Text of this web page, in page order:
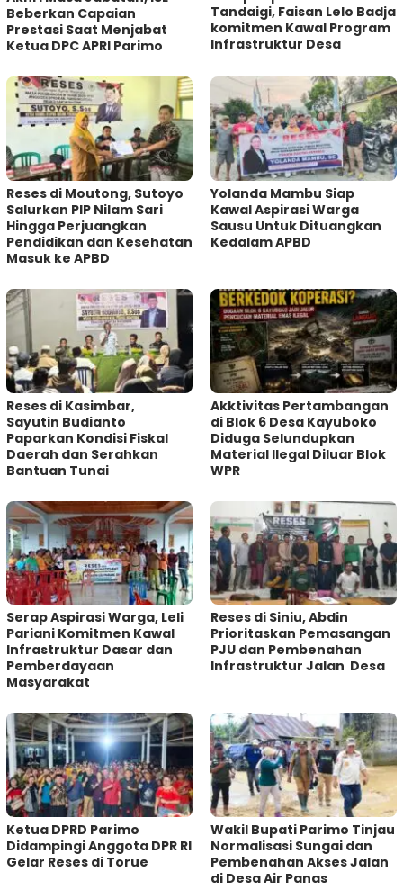
Beberkan Capaian
Prestasi Saat Menjabat
Ketua DPC APRI Parimo
Tandaigi, Faisan Lelo Badja
komitmen Kawal Program
Infrastruktur Desa
Reses di Moutong, Sutoyo
Salurkan PIP Nilam Sari
Hingga Perjuangkan
Pendidikan dan Kesehatan
Masuk ke APBD
Yolanda Mambu Siap
Kawal Aspirasi Warga
Sausu Untuk Dituangkan
Kedalam APBD
Reses di Kasimbar,
Sayutin Budianto
Paparkan Kondisi Fiskal
Daerah dan Serahkan
Bantuan Tunai
Akktivitas Pertambangan
di Blok 6 Desa Kayuboko
Diduga Selundupkan
Material Ilegal Diluar Blok
WPR
Serap Aspirasi Warga, Leli
Pariani Komitmen Kawal
Infrastruktur Dasar dan
Pemberdayaan
Masyarakat
Reses di Siniu, Abdin
Prioritaskan Pemasangan
PJU dan Pembenahan
Infrastruktur Jalan Desa
Ketua DPRD Parimo
Didampingi Anggota DPR RI
Gelar Reses di Torue
Wakil Bupati Parimo Tinjau
Normalisasi Sungai dan
Pembenahan Akses Jalan
di Desa Air Panas